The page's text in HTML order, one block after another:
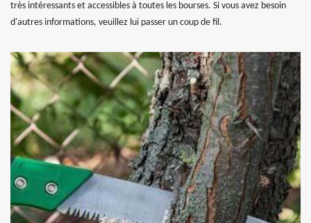
très intéressants et accessibles à toutes les bourses. Si vous avez besoin
d'autres informations, veuillez lui passer un coup de fil.